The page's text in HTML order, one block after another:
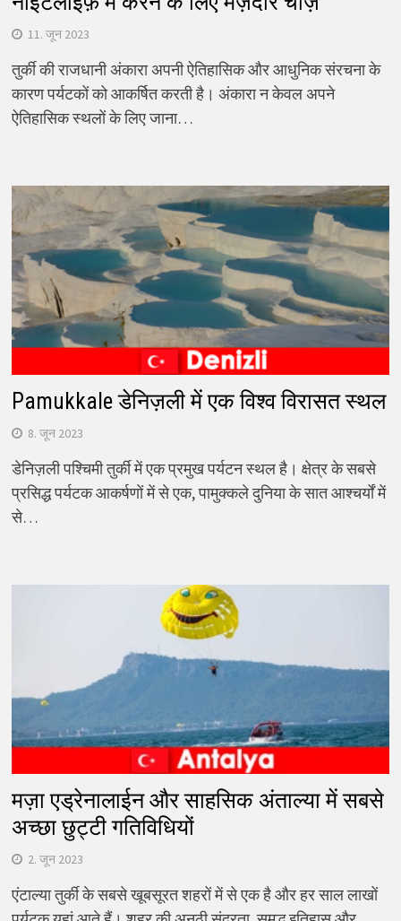
11. जून 2023
तुर्की की राजधानी अंकारा अपनी ऐतिहासिक और आधुनिक संरचना के
कारण पर्यटकों को आकर्षित करती है। अंकारा न केवल अपने
ऐतिहासिक स्थलों के लिए जाना…
Pamukkale डेनिज़ली में एक विश्व विरासत स्थल
8. जून 2023
डेनिज़ली पश्चिमी तुर्की में एक प्रमुख पर्यटन स्थल है। क्षेत्र के सबसे
प्रसिद्ध पर्यटक आकर्षणों में से एक, पामुक्कले दुनिया के सात आश्चर्यों में
से…
मज़ा एड्रेनालाईन और साहसिक अंताल्या में सबसे
अच्छा छुट्टी गतिविधियों
2. जून 2023
एंटाल्या तुर्की के सबसे खूबसूरत शहरों में से एक है और हर साल लाखों